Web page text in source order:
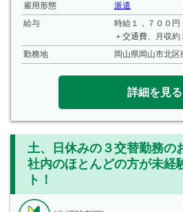
雇用形態
派遣
給与
時給１，７００円
＋交通費、月収
勤務地
岡山県岡山市北区
詳細を見る
土、日休みの３交替勤務
社内のほとんどの方が未経
ト！